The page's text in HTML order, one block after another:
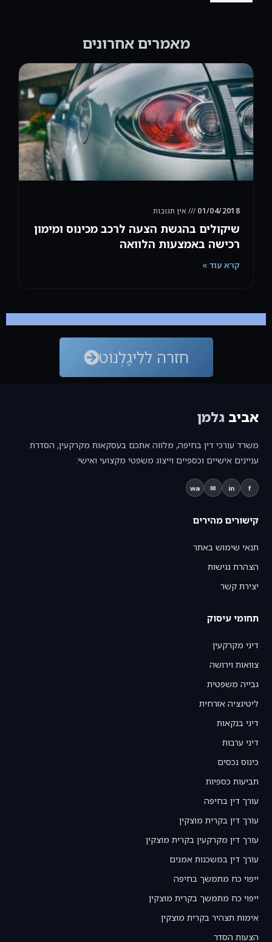
מאמרים אחרונים
שיקולים בהגשת הצעה לרכב מכינוס ומימון
רכישה באמצעות הלוואה
01/04/2018 אין תגובות
קרא עוד »
חזרה ללִיגָלְנוֹט
אביבגלמן
משרד עורכי דין בחיפה, מלווה אתכם בעסקאות מקרקעין, הסדרת
עניינים אישיים וכספיים וייצוג משפטי מקצועי ואישי.
f
in
✉
wa
קישורים מהירים
תנאי שימוש באתר
הצהרת נגישות
יצירת קשר
תחומי עיסוק
דיני מקרקעין
צוואות וירושה
גבייה משפטית
ליטיגציה אזרחית
דיני בנקאות
דיני ערבות
כינוס נכסים
תביעות כספיות
עורך דין בחיפה
עורך דין בקרית מוצקין
עורך דין מקרקעין בקרית מוצקין
עורך דין במשכנות אמנים
ייפוי כח מתמשך בחיפה
ייפוי כח מתמשך בקרית מוצקין
אימות תצהיר בקרית מוצקין
הצעות הסדר